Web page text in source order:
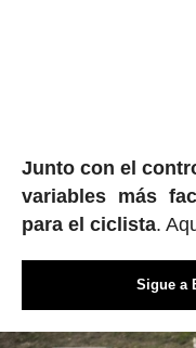
Junto con el
variables más
para el ciclista.
Sigue a